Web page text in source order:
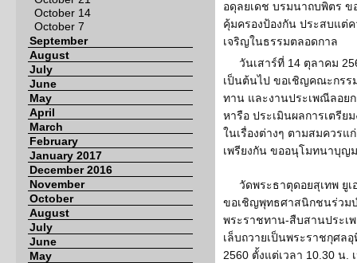
October 14
October 7
September
August
July
June
May
April
March
February
January 2017
December 2016
November
October
August
July
June
May
อดุลยเดช บรมนาถบพิตร
คุ้มครองป้องกัน ประสบแต่
เจริญในธรรมตลอดกาล
วันเสาร์ที่ 14 ตุลาคม
เป็นต้นไป ขอเชิญคณะกรร
ทาน และงานประเพณีลอย
หารือ ประเมินผลการเตรีย
ในเรื่องต่างๆ ตามสมควร
เพรียงกัน ขออนุโมทนาบุญ
วัดพระธาตุดอยสุเทพ ยู
ขอเชิญพุทธศาสนิกชนร่วม
พระราชทาน-สืบสานประเ
เล็บถวายเป็นพระราชกุศล
2560 ตั้งแต่เวลา 10.30 น